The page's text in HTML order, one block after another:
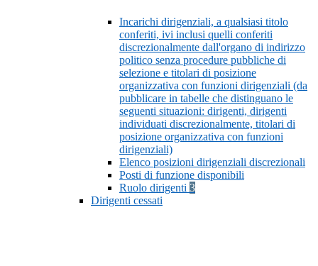
Incarichi dirigenziali, a qualsiasi titolo
conferiti, ivi inclusi quelli conferiti
discrezionalmente dall'organo di indirizzo
politico senza procedure pubbliche di
selezione e titolari di posizione
organizzativa con funzioni dirigenziali (da
pubblicare in tabelle che distinguano le
seguenti situazioni: dirigenti, dirigenti
individuati discrezionalmente, titolari di
posizione organizzativa con funzioni
dirigenziali)
Elenco posizioni dirigenziali discrezionali
Posti di funzione disponibili
Ruolo dirigenti 3
Dirigenti cessati